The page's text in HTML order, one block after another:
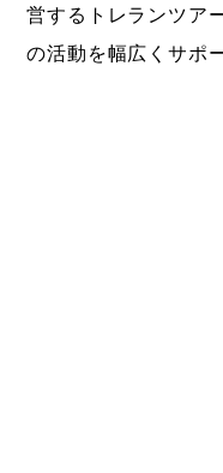
営するトレランツア
の活動を幅広くサポ